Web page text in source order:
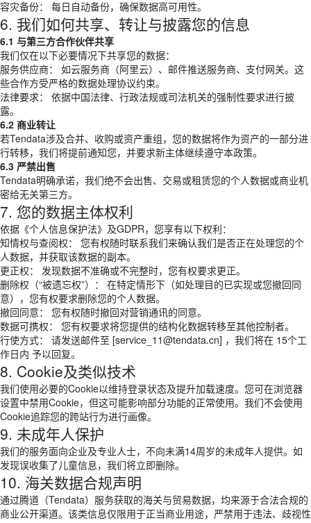
容灾备份： 每日自动备份，确保数据高可用性。
6. 我们如何共享、转让与披露您的信息
6.1 与第三方合作伙伴共享
我们仅在以下必要情况下共享您的数据：
服务供应商： 如云服务商（阿里云）、邮件推送服务商、支付网关。这
些合作方受严格的数据处理协议约束。
法律要求： 依据中国法律、行政法规或司法机关的强制性要求进行披
露。
6.2 商业转让
若Tendata涉及合并、收购或资产重组，您的数据将作为资产的一部分进
行转移，我们将提前通知您，并要求新主体继续遵守本政策。
6.3 严禁出售
Tendata明确承诺，我们绝不会出售、交易或租赁您的个人数据或商业机
密给无关第三方。
7. 您的数据主体权利
依据《个人信息保护法》及GDPR，您享有以下权利：
知情权与查阅权： 您有权随时联系我们来确认我们是否正在处理您的个
人数据，并获取该数据的副本。
更正权： 发现数据不准确或不完整时，您有权要求更正。
删除权（“被遗忘权”）： 在特定情形下（如处理目的已实现或您撤回同
意），您有权要求删除您的个人数据。
撤回同意： 您有权随时撤回对营销通讯的同意。
数据可携权： 您有权要求将您提供的结构化数据转移至其他控制者。
行使方式： 请发送邮件至 [service_11@tendata.cn] ，我们将在 15个工
作日内 予以回复。
8. Cookie及类似技术
我们使用必要的Cookie以维持登录状态及提升加载速度。您可在浏览器
设置中禁用Cookie，但这可能影响部分功能的正常使用。我们不会使用
Cookie追踪您的跨站行为进行画像。
9. 未成年人保护
我们的服务面向企业及专业人士，不向未满14周岁的未成年人提供。如
发现误收集了儿童信息，我们将立即删除。
10. 海关数据合规声明
通过腾道（Tendata）服务获取的海关与贸易数据，均来源于合法合规的
商业公开渠道。该类信息仅限用于正当商业用途，严禁用于违法、歧视性